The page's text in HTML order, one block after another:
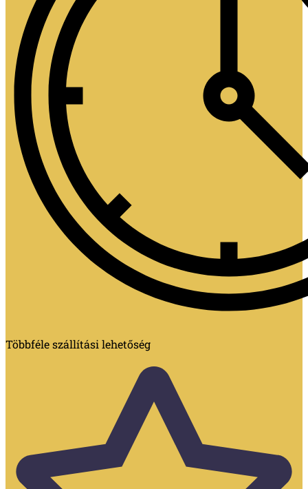
Többféle szállítási lehetőség